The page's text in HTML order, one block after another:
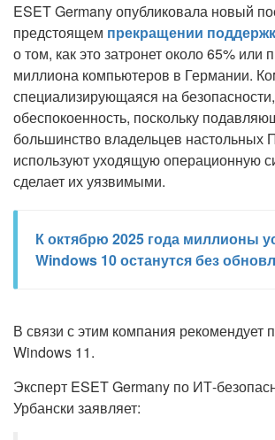
ESET Germany опубликовала новый
предстоящем прекращении
о том, как это затронет около 65% или
миллиона компьютеров в Германии.
специализирующаяся на
обеспокоенность, поскольку
большинство владельцев настольных
используют уходящую операционную
сделает их уязвимыми.
К октябрю 2025 года миллионы
Windows 10 останутся без
В связи с этим компания рекомендует
Windows 11.
Эксперт ESET Germany по ИТ-
Урбански заявляет: